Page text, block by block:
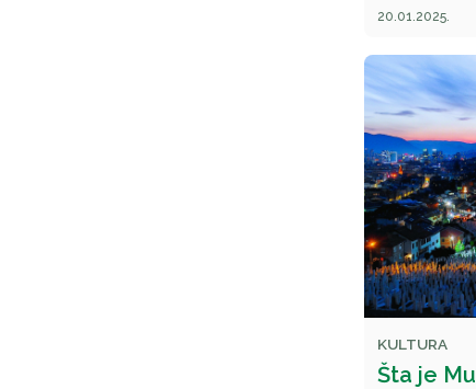
20.01.2025.
KULTURA
Šta je